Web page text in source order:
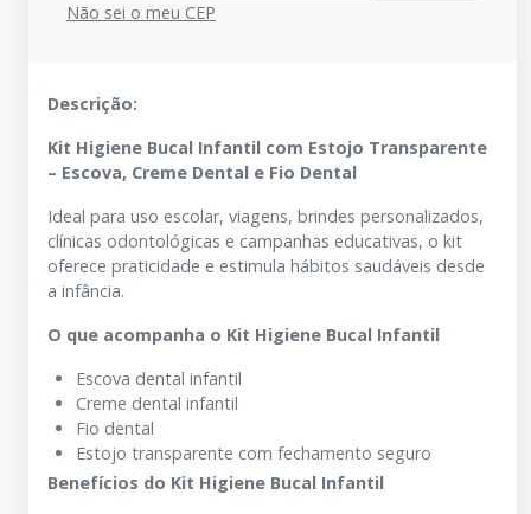
Não sei o meu CEP
Descrição:
Kit Higiene Bucal Infantil com Estojo Transparente
– Escova, Creme Dental e Fio Dental
Ideal para uso escolar, viagens, brindes personalizados,
clínicas odontológicas e campanhas educativas, o kit
oferece praticidade e estimula hábitos saudáveis desde
a infância.
O que acompanha o Kit Higiene Bucal Infantil
Escova dental infantil
Creme dental infantil
Fio dental
Estojo transparente com fechamento seguro
Benefícios do Kit Higiene Bucal Infantil